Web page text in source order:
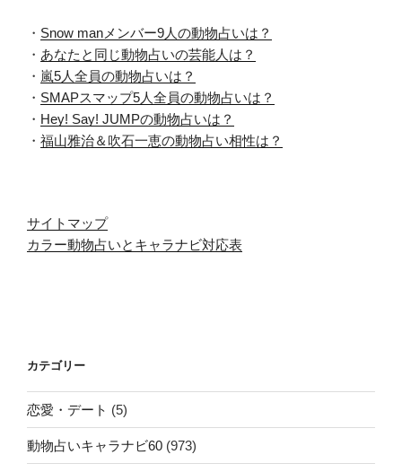
・ Snow manメンバー9人の動物占いは？
・ あなたと同じ動物占いの芸能人は？
・ 嵐5人全員の動物占いは？
・ SMAPスマップ5人全員の動物占いは？
・ Hey! Say! JUMPの動物占いは？
・ 福山雅治＆吹石一恵の動物占い相性は？
サイトマップ
カラー動物占いとキャラナビ対応表
カテゴリー
恋愛・デート (5)
動物占いキャラナビ60 (973)